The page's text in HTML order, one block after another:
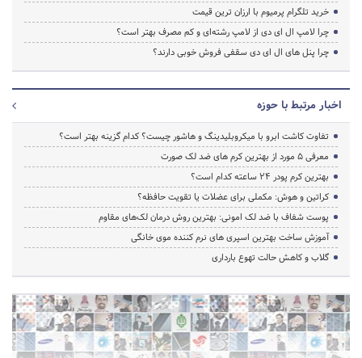
خرید تلگرام پرمیوم با ارزان ترین قیمت
چرا لامپ ال ای دی از لامپ رشته‌ای و کم مصرف بهتر است؟
چرا پنل های ال ای دی سقفی فروش خوبی دارند؟
اخبار مرتبط با حوزه
تفاوت کاشت ابرو با میکروبلیدینگ و هاشور چیست؟ کدام گزینه بهتر است؟
معرفی 5 مورد از بهترین کرم های ضد لک صورت
بهترین کرم پودر 24 ساعته کدام است؟
کراتین و هوش: مکملی برای عضلات یا تقویت حافظه؟
پوست شفاف با ضد لک امونی: بهترین روش درمان لک‌های مقاوم
آموزش ساخت بهترین اسپری های نرم‌ کننده موی خانگی
گلاب و کاهش حالت تهوع بارداری